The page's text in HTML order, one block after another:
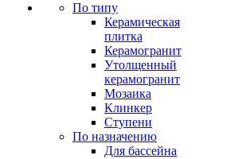
По типу
Керамическая
плитка
Керамогранит
Утолщенный
керамогранит
Мозаика
Клинкер
Ступени
По назначению
Для бассейна